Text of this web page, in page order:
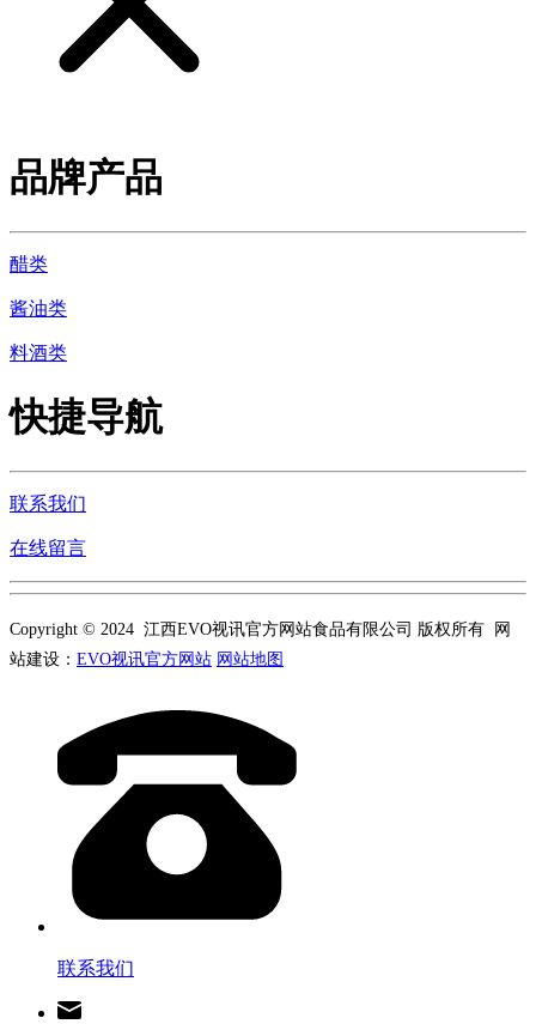
品牌产品
醋类
酱油类
料酒类
快捷导航
联系我们
在线留言
Copyright © 2024 江西EVO视讯官方网站食品有限公司 版权所有 网
站建设： EVO视讯官方网站 网站地图
联系我们